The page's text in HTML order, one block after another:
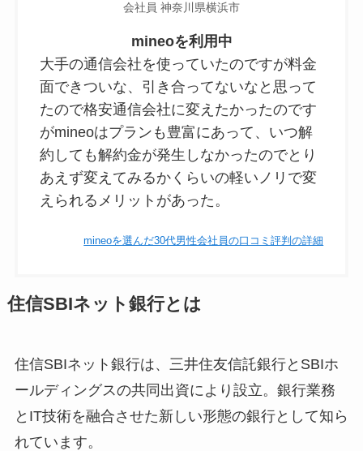
会社員 神奈川県横浜市
mineoを利用中
大手の通信会社を使っていたのですが料金
面できついな、引き合ってないなと思って
たので格安通信会社に変えたかったのです
がmineoはプランも豊富にあって、いつ解
約しても解約金が発生しなかったのでとり
あえず変えてみるかくらいの軽いノリで変
えられるメリットがあった。
mineoを選んだ30代男性会社員の口コミ評判の詳細
住信SBIネット銀行とは
住信SBIネット銀行は、三井住友信託銀行とSBIホ
ールディングスの共同出資により設立。銀行業務
とIT技術を融合させた新しい形態の銀行として知ら
れています。